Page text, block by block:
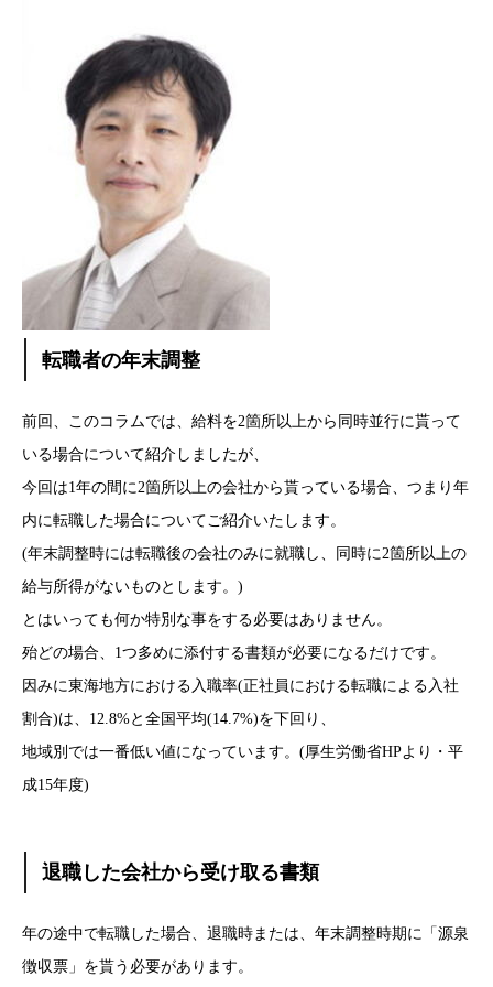
転職者の年末調整
前回、このコラムでは、給料を2箇所以上から同時並行に貰って
いる場合について紹介しましたが、
今回は1年の間に2箇所以上の会社から貰っている場合、つまり年
内に転職した場合についてご紹介いたします。
(年末調整時には転職後の会社のみに就職し、同時に2箇所以上の
給与所得がないものとします。)
とはいっても何か特別な事をする必要はありません。
殆どの場合、1つ多めに添付する書類が必要になるだけです。
因みに東海地方における入職率(正社員における転職による入社
割合)は、12.8%と全国平均(14.7%)を下回り、
地域別では一番低い値になっています。(厚生労働省HPより・平
成15年度)
退職した会社から受け取る書類
年の途中で転職した場合、退職時または、年末調整時期に「源泉
徴収票」を貰う必要があります。